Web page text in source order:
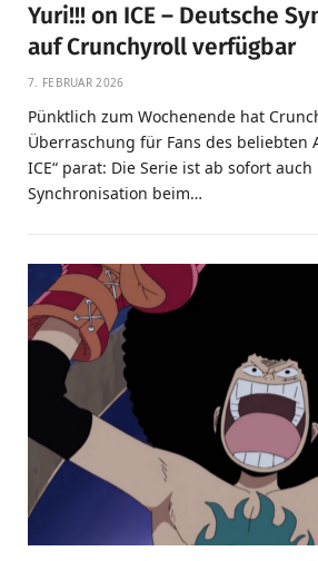
Yuri!!! on ICE – Deutsche
auf Crunchyroll verfügbar
7. FEBRUAR 2026
Pünktlich zum Wochenende hat
Überraschung für Fans des beliebten
ICE“ parat: Die Serie ist ab sofort
Synchronisation beim…